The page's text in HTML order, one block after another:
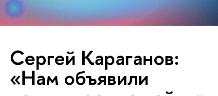
Сергей Караганов:
«Нам объявили